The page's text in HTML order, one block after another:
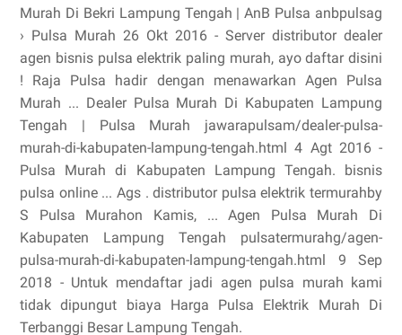
Murah Di Bekri Lampung Tengah | AnB Pulsa anbpulsag
› Pulsa Murah 26 Okt 2016 - Server distributor dealer
agen bisnis pulsa elektrik paling murah, ayo daftar disini
! Raja Pulsa hadir dengan menawarkan Agen Pulsa
Murah ... Dealer Pulsa Murah Di Kabupaten Lampung
Tengah | Pulsa Murah jawarapulsam/dealer-pulsa-
murah-di-kabupaten-lampung-tengah.html 4 Agt 2016 -
Pulsa Murah di Kabupaten Lampung Tengah. bisnis
pulsa online ... Ags . distributor pulsa elektrik termurahby
S Pulsa Murahon Kamis, ... Agen Pulsa Murah Di
Kabupaten Lampung Tengah pulsatermurahg/agen-
pulsa-murah-di-kabupaten-lampung-tengah.html 9 Sep
2018 - Untuk mendaftar jadi agen pulsa murah kami
tidak dipungut biaya Harga Pulsa Elektrik Murah Di
Terbanggi Besar Lampung Tengah.